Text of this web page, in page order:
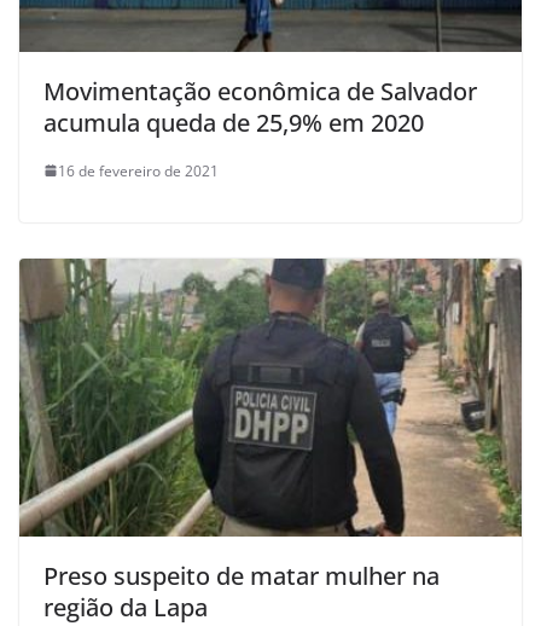
Movimentação econômica de Salvador
acumula queda de 25,9% em 2020
16 de fevereiro de 2021
Preso suspeito de matar mulher na
região da Lapa